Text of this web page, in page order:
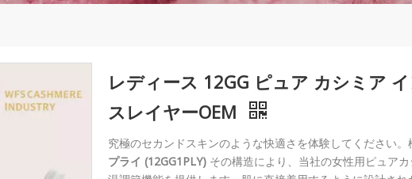
レディース 12GG ピュア カシミア
スレイヤーOEM
究極のセカンドスキンのような快適さを体験してください
プライ (12GG1PLY) その構造により、当社の女性用ピュア